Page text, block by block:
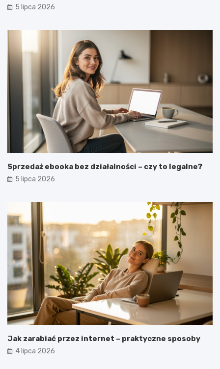
5 lipca 2026
Sprzedaż ebooka bez działalności – czy to legalne?
5 lipca 2026
Jak zarabiać przez internet – praktyczne sposoby
4 lipca 2026